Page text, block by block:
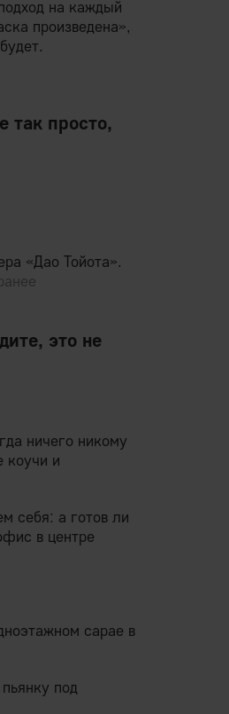
на каждый
произведена»,
так просто,
«Дао Тойота».
это не
ничего никому
коучи и
себя: а готов ли
в центре
сарае в
под